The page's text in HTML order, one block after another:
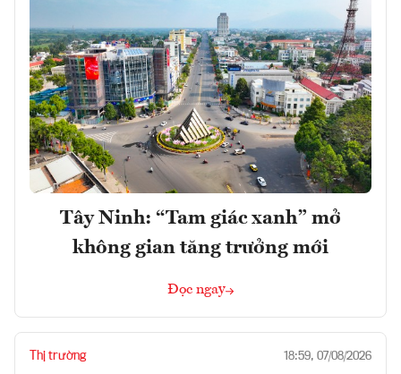
Tây Ninh: “Tam giác xanh” mở
không gian tăng trưởng mới
Đọc ngay
Thị trường 18:59, 07/08/2026